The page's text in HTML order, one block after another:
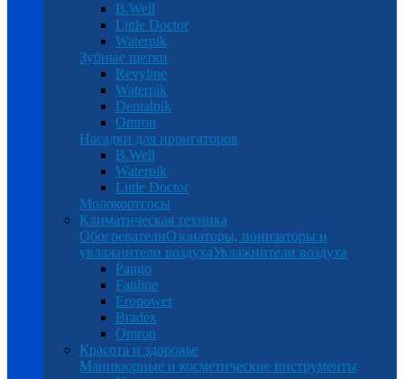
B.Well
Little Doctor
Waterpik
Зубные щетки
Revyline
Waterpik
Dentalpik
Omron
Насадки для ирригаторов
B.Well
Waterpik
Little Doctor
Молокоотсосы
Климатическая техника
ОбогревателиОзонаторы, ионизаторы и
увлажнители воздухаУвлажнители воздуха
Pango
Fanline
Eropower
Bradex
Omron
Красота и здоровье
Маникюрные и косметические инструменты